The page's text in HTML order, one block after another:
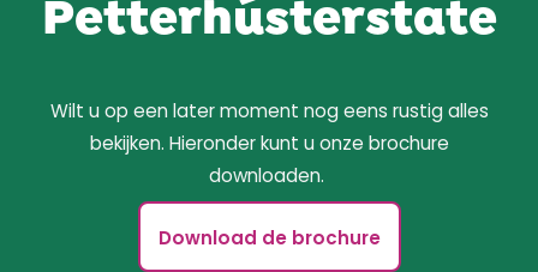
Wilt u op een later moment nog eens rustig alles
bekijken. Hieronder kunt u onze brochure
downloaden.
Download de brochure